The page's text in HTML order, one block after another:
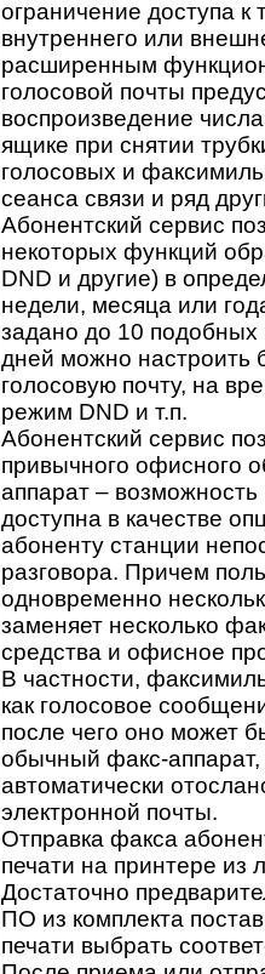
ограничение доступа к
внутреннего или
расширенным
голосовой почты
воспроизведение
ящике при снятии
голосовых и
сеанса связи и ряд
Абонентский сервис
некоторых функций
DND и другие) в
недели, месяца или
задано до 10 подобных
дней можно настроить
голосовую почту, на
режим DND и т.п.
Абонентский сервис
привычного офисного
аппарат –
доступна в качестве
абоненту станции
разговора. Причем
одновременно
заменяет несколько
средства и офисное
В частности,
как голосовое
после чего оно может
обычный факс-
автоматически
электронной почты.
Отправка факса
печати на принтере из
Достаточно
ПО из комплекта
печати выбрать